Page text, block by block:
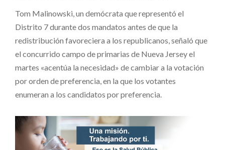
Tom Malinowski, un demócrata que representó el
Distrito 7 durante dos mandatos antes de que la
redistribución favoreciera a los republicanos, señaló que
el concurrido campo de primarias de Nueva Jersey el
martes «acentúa la necesidad» de cambiar a la votación
por orden de preferencia, en la que los votantes
enumeran a los candidatos por preferencia.